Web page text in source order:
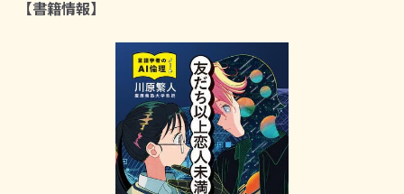
【書籍情報】